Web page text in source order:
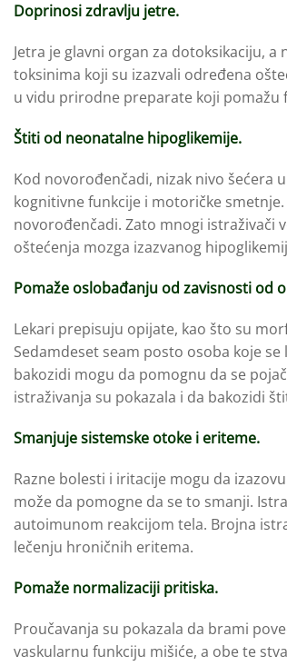
Doprinosi zdravlju jetre.
Jetra je glavni organ za dotoksikaciju,
toksinima koji su izazvali određena
u vidu prirodne preparate koji pomažu
Štiti od neonatalne hipoglikemije.
Kod novorođenčadi, nizak nivo šećera
kognitivne funkcije i motoričke
novorođenčadi. Zato mnogi istraživači
oštećenja mozga izazvanog
Pomaže oslobađanju od zavisnosti od
Lekari prepisuju opijate, kao što su
Sedamdeset seam posto osoba koje
bakozidi mogu da pomognu da se
istraživanja su pokazala i da bakozidi
Smanjuje sistemske otoke i eriteme.
Razne bolesti i iritacije mogu da
može da pomogne da se to smanji.
autoimunom reakcijom tela. Brojna
lečenju hroničnih eritema.
Pomaže normalizaciji pritiska.
Proučavanja su pokazala da brami
vaskularnu funkciju mišiće, a obe te